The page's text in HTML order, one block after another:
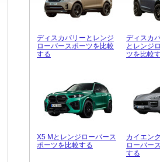
ディスカバリーとレンジ
ローバースポーツを比較
する
ディスカ
とレンジ
ツを比較
X5 Mとレンジローバース
ポーツを比較する
カイエン
ローバー
する